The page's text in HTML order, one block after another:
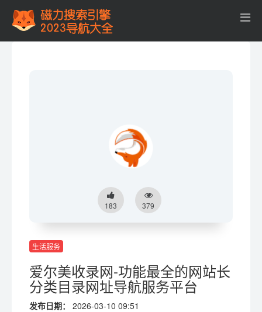
183 379
生活服务
爱尔美收录网-功能最全的网站长
分类目录网址导航服务平台
发布日期：
2026-03-10 09:51